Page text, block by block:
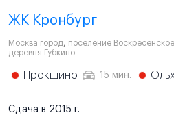
ЖК Кронбург
Москва город, поселение Воскресенское
деревня Губкино
Прокшино 15 мин.
Сдача в 2015 г.